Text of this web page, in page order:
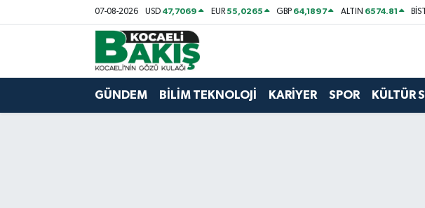
07-08-2026 USD 47,7069 EUR55,0265 GBP 64,1897 ALTIN 6574.81
GÜNDEM BİLİM TEKNOLOJİ KARİYER SPOR KÜLTÜR
Kocaeli Nöbetçi Eczaneler
Kocaeli Hava Durumu